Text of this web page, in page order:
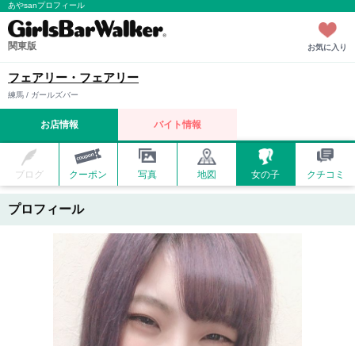
あやsanプロフィール
関東版 お気に入り
フェアリー・フェアリー
練馬 / ガールズバー
お店情報 バイト情報
ブログ クーポン 写真 地図 女の子 クチコミ
プロフィール